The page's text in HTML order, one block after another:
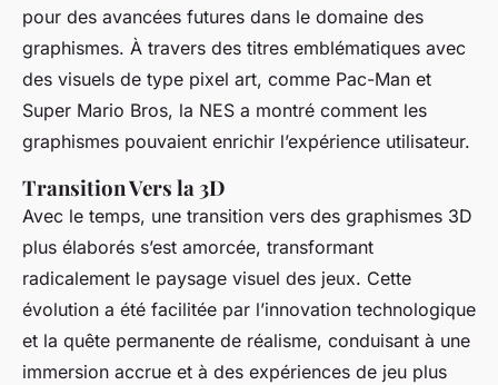
pour des avancées futures dans le domaine des
graphismes. À travers des titres emblématiques avec
des visuels de type pixel art, comme Pac-Man et
Super Mario Bros, la NES a montré comment les
graphismes pouvaient enrichir l’expérience utilisateur.
Transition Vers la 3D
Avec le temps, une transition vers des graphismes 3D
plus élaborés s’est amorcée, transformant
radicalement le paysage visuel des jeux. Cette
évolution a été facilitée par l’innovation technologique
et la quête permanente de réalisme, conduisant à une
immersion accrue et à des expériences de jeu plus